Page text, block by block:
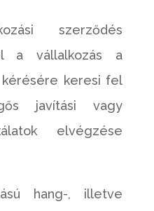
szerződés
a vállalkozás a
keresi fel
javítási vagy
elvégzése
hang-, illetve